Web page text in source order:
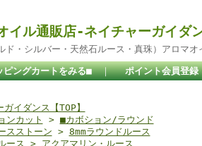
イル通販店-ネイチャーガイダ
・シルバー・天然石ルース・真珠）アロマオ
ピングカートをみる■ ｜ ポイント会員登録
イダンス【TOP】
ンカット > ■カボション/ラウンド
スストーン > 8mmラウンドルース
ース > アクアマリン・ルース